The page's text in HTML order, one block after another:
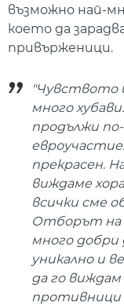
възможно най-
което да
привърженици.
"Чувството
много
продължи
прекрасен.
виждаме
всички сме
Отборът на
много добри
уникално и
да го
противници